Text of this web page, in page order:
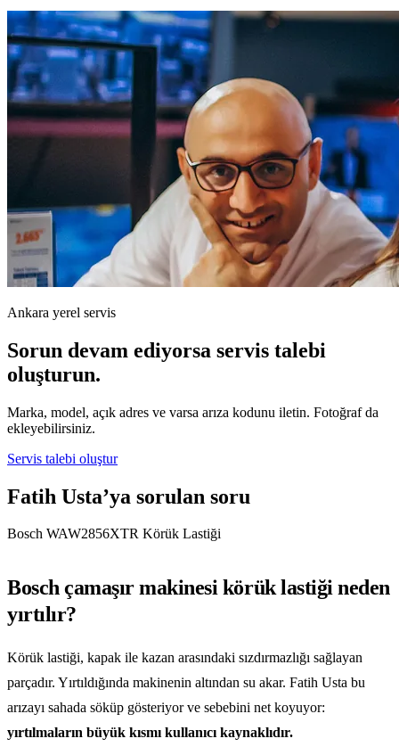
Ankara yerel servis
Sorun devam ediyorsa servis talebi
oluşturun.
Marka, model, açık adres ve varsa arıza kodunu iletin. Fotoğraf da
ekleyebilirsiniz.
Servis talebi oluştur
Fatih Usta’ya sorulan soru
Bosch WAW2856XTR Körük Lastiği
Bosch çamaşır makinesi körük lastiği neden
yırtılır?
Körük lastiği, kapak ile kazan arasındaki sızdırmazlığı sağlayan
parçadır. Yırtıldığında makinenin altından su akar. Fatih Usta bu
arızayı sahada söküp gösteriyor ve sebebini net koyuyor:
yırtılmaların büyük kısmı kullanıcı kaynaklıdır.